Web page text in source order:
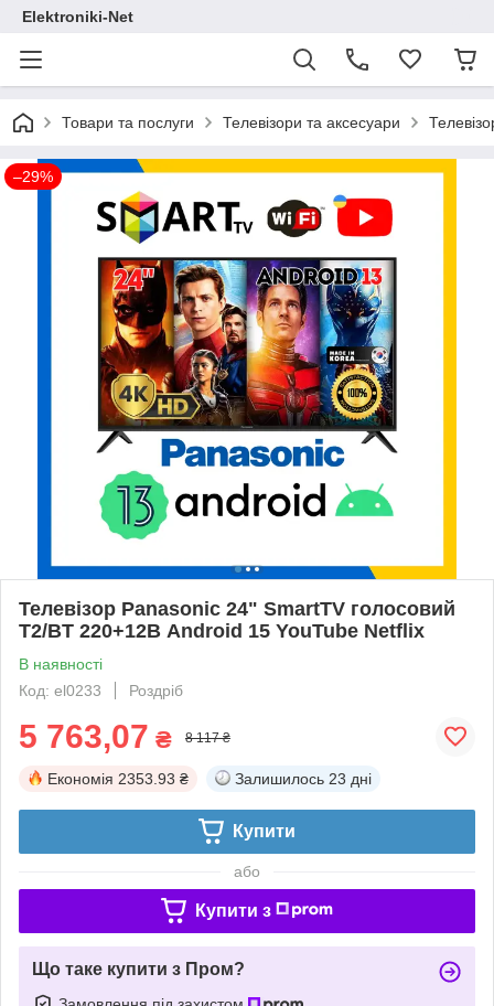
Elektroniki-Net
Товари та послуги Телевізори та аксесуари
–29%
Телевізор Panasonic 24" SmartTV голосовий
T2/BT 220+12В Android 15 YouTube Netflix
В наявності
Код: el0233
Роздріб
5 763,07 ₴ 8 117 ₴
Економія 2353.93 ₴ Залишилось 23 дні
Купити
або
Купити з
Що таке купити з Пром?